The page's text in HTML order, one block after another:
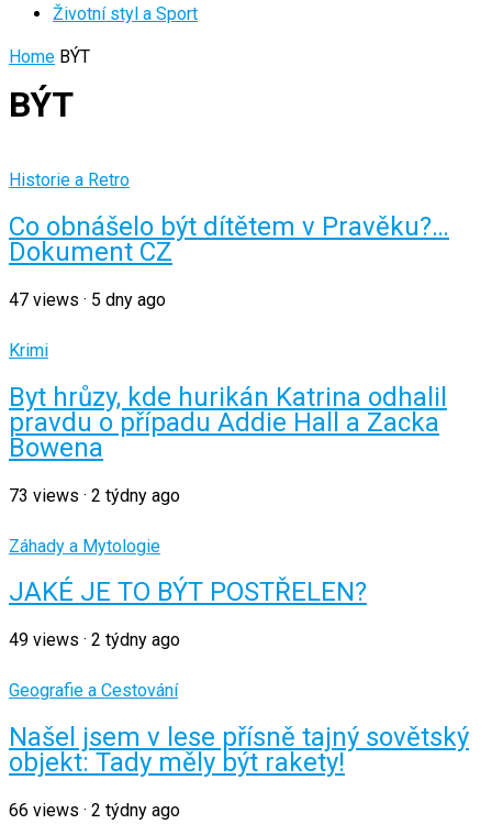
Životní styl a Sport
Home BÝT
BÝT
Historie a Retro
Co obnášelo být dítětem v Pravěku?…
Dokument CZ
47 views · 5 dny ago
Krimi
Byt hrůzy, kde hurikán Katrina odhalil
pravdu o případu Addie Hall a Zacka
Bowena
73 views · 2 týdny ago
Záhady a Mytologie
JAKÉ JE TO BÝT POSTŘELEN?
49 views · 2 týdny ago
Geografie a Cestování
Našel jsem v lese přísně tajný sovětský
objekt: Tady měly být rakety!
66 views · 2 týdny ago